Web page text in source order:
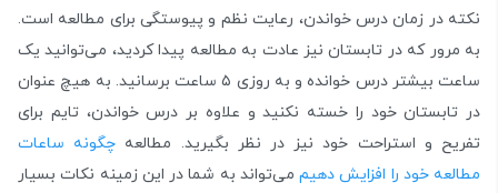
نکته در زمان درس خواندن، رعایت نظم و پیوستگی برای مطالعه است.
به مرور که در تابستان نیز عادت به مطالعه پیدا کردید،‌ می‌توانید یک
ساعت بیشتر درس خوانده و به روزی ۵ ساعت برسانید. به هیچ عنوان
در تابستان خود را خسته نکنید و علاوه بر درس خواندن،‌ تایم برای
تفریح و استراحت خود نیز در نظر بگیرید. مطالعه چگونه ساعات
مطالعه خود را افزایش دهیم می‌تواند به شما در این زمینه نکات بسیار